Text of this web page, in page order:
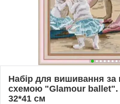
Набір для вишивання за
схемою "Glamour ballet".
32*41 см